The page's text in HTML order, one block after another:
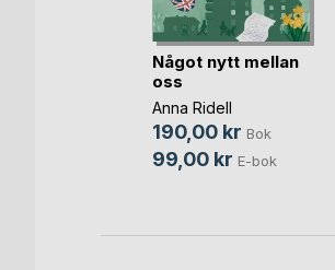
Något nytt mellan
oss
Anna Ridell
190,00 kr Bok
99,00 kr E-bok